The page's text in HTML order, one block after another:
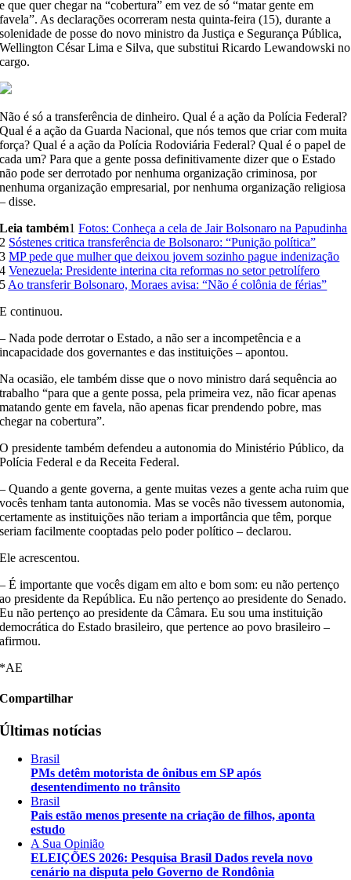
e que quer chegar na “cobertura” em vez de só “matar gente em
favela”. As declarações ocorreram nesta quinta-feira (15), durante a
solenidade de posse do novo ministro da Justiça e Segurança Pública,
Wellington César Lima e Silva, que substitui Ricardo Lewandowski no
cargo.
Não é só a transferência de dinheiro. Qual é a ação da Polícia Federal?
Qual é a ação da Guarda Nacional, que nós temos que criar com muita
força? Qual é a ação da Polícia Rodoviária Federal? Qual é o papel de
cada um? Para que a gente possa definitivamente dizer que o Estado
não pode ser derrotado por nenhuma organização criminosa, por
nenhuma organização empresarial, por nenhuma organização religiosa
– disse.
Leia também1 Fotos: Conheça a cela de Jair Bolsonaro na Papudinha
2 Sóstenes critica transferência de Bolsonaro: “Punição política”
3 MP pede que mulher que deixou jovem sozinho pague indenização
4 Venezuela: Presidente interina cita reformas no setor petrolífero
5 Ao transferir Bolsonaro, Moraes avisa: “Não é colônia de férias”
E continuou.
– Nada pode derrotar o Estado, a não ser a incompetência e a
incapacidade dos governantes e das instituições – apontou.
Na ocasião, ele também disse que o novo ministro dará sequência ao
trabalho “para que a gente possa, pela primeira vez, não ficar apenas
matando gente em favela, não apenas ficar prendendo pobre, mas
chegar na cobertura”.
O presidente também defendeu a autonomia do Ministério Público, da
Polícia Federal e da Receita Federal.
– Quando a gente governa, a gente muitas vezes a gente acha ruim que
vocês tenham tanta autonomia. Mas se vocês não tivessem autonomia,
certamente as instituições não teriam a importância que têm, porque
seriam facilmente cooptadas pelo poder político – declarou.
Ele acrescentou.
– É importante que vocês digam em alto e bom som: eu não pertenço
ao presidente da República. Eu não pertenço ao presidente do Senado.
Eu não pertenço ao presidente da Câmara. Eu sou uma instituição
democrática do Estado brasileiro, que pertence ao povo brasileiro –
afirmou.
*AE
Compartilhar
Últimas notícias
Brasil
PMs detêm motorista de ônibus em SP após
desentendimento no trânsito
Brasil
Pais estão menos presente na criação de filhos, aponta
estudo
A Sua Opinião
ELEIÇÕES 2026: Pesquisa Brasil Dados revela novo
cenário na disputa pelo Governo de Rondônia